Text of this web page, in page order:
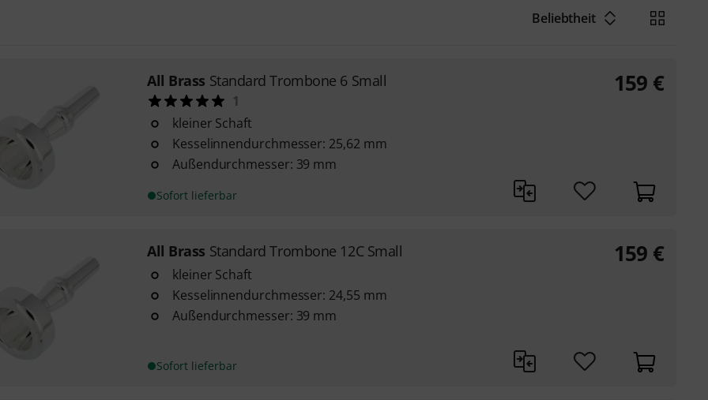
Beliebtheit
All Brass Standard Trombone 6 Small
1
kleiner Schaft
Kesselinnendurchmesser: 25,62 mm
Außendurchmesser: 39 mm
Sofort lieferbar
159 €
All Brass Standard Trombone 12C Small
kleiner Schaft
Kesselinnendurchmesser: 24,55 mm
Außendurchmesser: 39 mm
Sofort lieferbar
159 €